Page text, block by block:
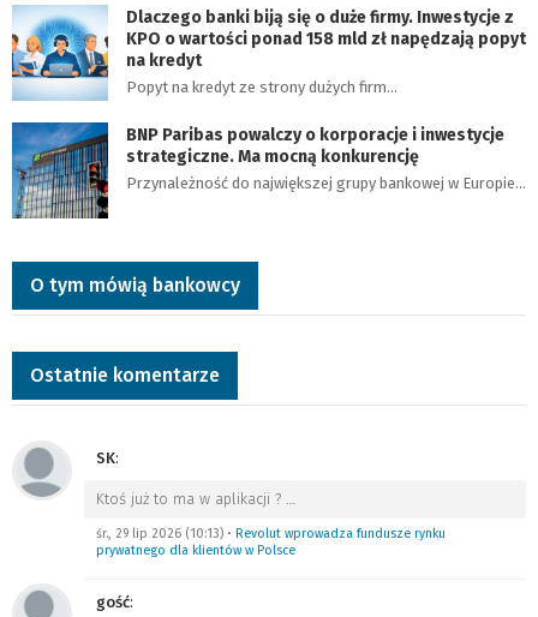
Dlaczego banki biją się o duże firmy. Inwestycje z
KPO o wartości ponad 158 mld zł napędzają popyt
na kredyt
Popyt na kredyt ze strony dużych firm…
BNP Paribas powalczy o korporacje i inwestycje
strategiczne. Ma mocną konkurencję
Przynależność do największej grupy bankowej w Europie…
O tym mówią bankowcy
Ostatnie komentarze
SK:
Ktoś już to ma w aplikacji ? …
śr., 29 lip 2026 (10:13) • Revolut wprowadza fundusze rynku
prywatnego dla klientów w Polsce
gość: